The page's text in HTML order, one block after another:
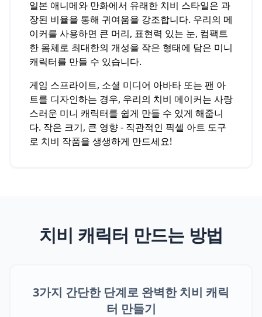
일본 애니메와 만화에서 유래한 치비 스타일은 과
장된 비율을 통해 귀여움을 강조합니다. 우리의 메
이커를 사용하면 큰 머리, 표현력 있는 눈, 컴팩트
한 몸체로 최대한의 개성을 작은 형태에 담은 미니
캐릭터를 만들 수 있습니다.
게임 스프라이트, 소셜 미디어 아바타 또는 팬 아
트를 디자인하는 경우, 우리의 치비 메이커는 사랑
스러운 미니 캐릭터를 쉽게 만들 수 있게 해줍니
다. 작은 크기, 큰 영향 - 직관적인 픽셀 아트 도구
로 치비 작품을 생생하게 만드세요!
치비 캐릭터 만드는 방법
3가지 간단한 단계로 완벽한 치비 캐릭
터 만들기